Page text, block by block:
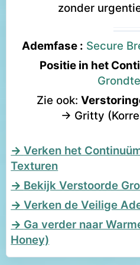
zonder
Ademfase : Secure
Positie in het
Zie ook:
→ Gritty
Verken het
Texturen
Bekijk Verstoorde
Verken de Veilige
Ga verder naar
Honey)